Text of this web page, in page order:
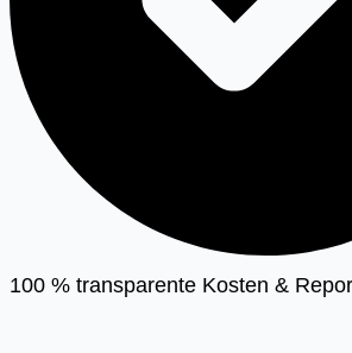
100 % transparente Kosten &